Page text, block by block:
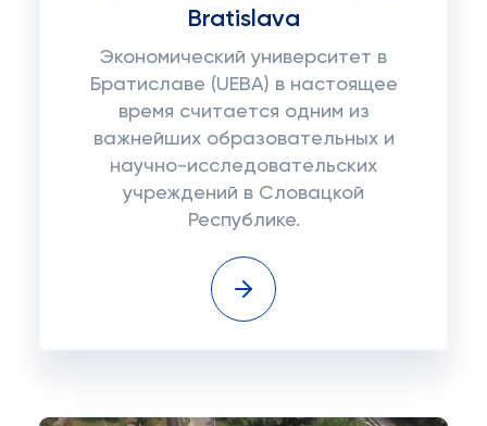
Bratislava
Экономический университет в
Братиславе (UEBA) в настоящее
время считается одним из
важнейших образовательных и
научно-исследовательских
учреждений в Словацкой
Республике.